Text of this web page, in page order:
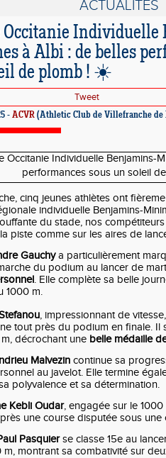
ACTUALITÉS
Individuelle
à Albi : de belles
de plomb ! ☀️
Tweet
- ACVR (Athletic Club de Villefranche de
cinq jeunes athlètes ont
individuelle Benjamins-
du stade, nos
piste comme sur les aires de
Gauchya particulièrement
du podium au lancer de
. Elle complète sa belle
1000 m.
, impressionnant de
tout près du podium en finale. Il
décrochant une belle médaille
Malvezin continue sa
au javelot. Elle termine
polyvalence et sa détermination.
Kebli Oudar, engagée sur le
une course disputée sous une
Pasquierse classe 15e au
m, montrant sa combativité sur